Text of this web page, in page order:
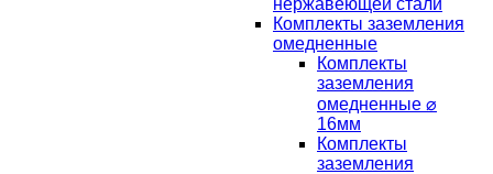
нержавеющей стали
Комплекты заземления
омедненные
Комплекты
заземления
омедненные ⌀
16мм
Комплекты
заземления